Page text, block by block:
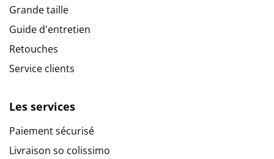
Grande taille
Guide d'entretien
Retouches
Service clients
Les services
Paiement sécurisé
Livraison so colissimo